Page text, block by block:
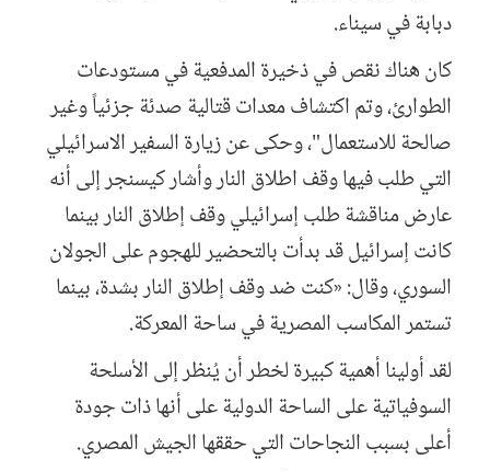
دبابة في سيناء.
كان هناك نقص في ذخيرة المدفعية في مستودعات
الطوارئ، وتم اكتشاف معدات قتالية صدئة جزئياً وغير
صالحة للاستعمال"، وحكى عن زيارة السفير الاسرائيلي
التي طلب فيها وقف اطلاق النار وأشار كيسنجر إلى أنه
عارض مناقشة طلب إسرائيلي وقف إطلاق النار بينما
كانت إسرائيل قد بدأت بالتحضير للهجوم على الجولان
السوري، وقال: «كنت ضد وقف إطلاق النار بشدة، بينما
تستمر المكاسب المصرية في ساحة المعركة.
لقد أولينا أهمية كبيرة لخطر أن يُنظر إلى الأسلحة
السوفياتية على الساحة الدولية على أنها ذات جودة
أعلى بسبب النجاحات التي حققها الجيش المصري.